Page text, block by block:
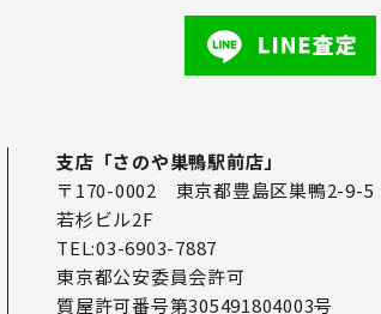
支店「さのや巣鴨駅前店」
〒170-0002 東京都豊島区巣鴨2-9-5
若杉ビル2F
TEL:03-6903-7887
東京都公安委員会許可
質屋許可番号第305491804003号